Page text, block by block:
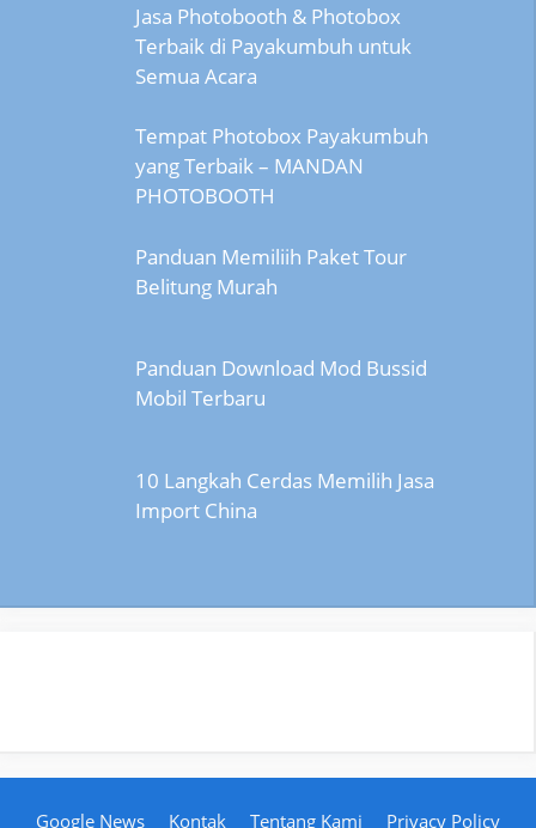
Jasa Photobooth & Photobox
Terbaik di Payakumbuh untuk
Semua Acara
Tempat Photobox Payakumbuh
yang Terbaik – MANDAN
PHOTOBOOTH
Panduan Memiliih Paket Tour
Belitung Murah
Panduan Download Mod Bussid
Mobil Terbaru
10 Langkah Cerdas Memilih Jasa
Import China
Google News Kontak Tentang Kami Privacy Policy